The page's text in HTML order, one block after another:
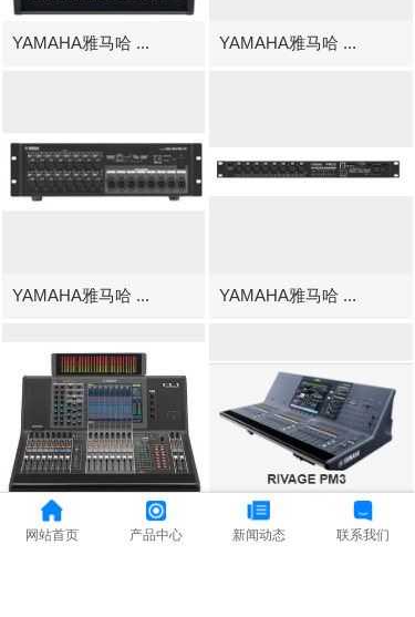
YAMAHA雅马哈 ... YAMAHA雅马哈 ...
YAMAHA雅马哈 ... YAMAHA雅马哈 ...
网站首页 产品中心 新闻动态 联系我们